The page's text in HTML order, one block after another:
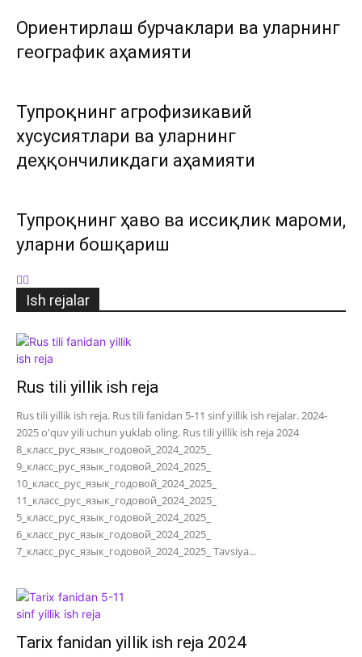
Ориентирлаш бурчаклари ва уларнинг
географик аҳамияти
Тупроқнинг агрофизикавий
хусусиятлари ва уларнинг
деҳқончиликдаги аҳамияти
Тупроқнинг ҳаво ва иссиқлик мароми,
уларни бошқариш
Ish rejalar
Rus tili yillik ish reja
Rus tili yillik ish reja. Rus tili fanidan 5-11 sinf yillik ish rejalar. 2024-
2025 o'quv yili uchun yuklab oling. Rus tili yillik ish reja 2024
8_класс_рус_язык_годовой_2024_2025_
9_класс_рус_язык_годовой_2024_2025_
10_класс_рус_язык_годовой_2024_2025_
11_класс_рус_язык_годовой_2024_2025_
5_класс_рус_язык_годовой_2024_2025_
6_класс_рус_язык_годовой_2024_2025_
7_класс_рус_язык_годовой_2024_2025_ Tavsiya...
Tarix fanidan yillik ish reja 2024